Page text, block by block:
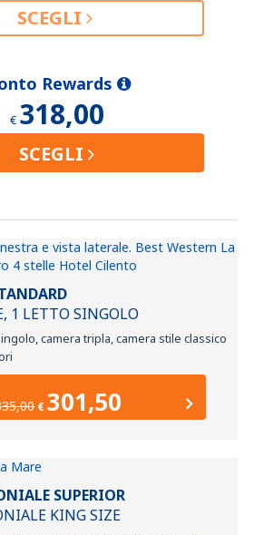
SCEGLI
Rewards
€ 318,00
SCEGLI
1 LETTO SINGOLO
camera tripla, camera stile classico
€301,50
SUPERIOR
KING SIZE